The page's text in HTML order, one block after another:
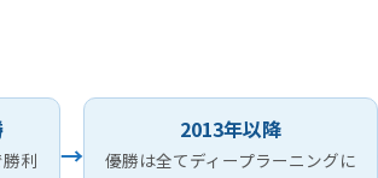
利 →
2013年以降
優勝は全てディープラーニングに